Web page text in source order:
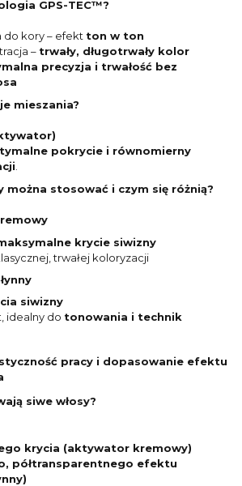
GPS-TEC™?
do kory – efekt ton w ton
– trwały, długotrwały kolor
precyzja i trwałość bez
mieszania?
pokrycie i równomierny
.
można stosować i czym się różnią?
krycie siwizny
trwałej koloryzacji
siwizny
idealny do tonowania i technik
pracy i dopasowanie efektu
siwe włosy?
krycia (aktywator kremowy)
półtransparentnego efektu